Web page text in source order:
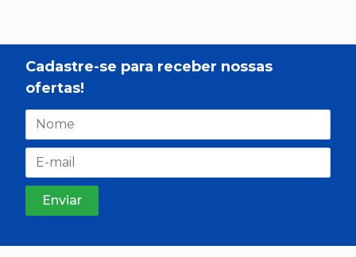
Cadastre-se para receber nossas
ofertas!